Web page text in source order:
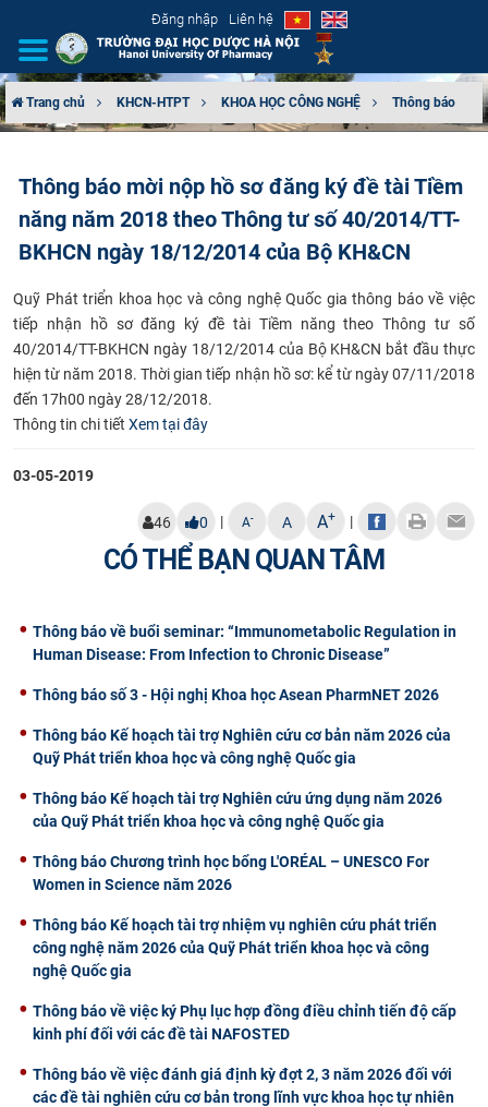
Đăng nhập Liên hệ
CƠ CẤU TỔ CHỨC
TUYỂN SINH
ĐÀO TẠO
ĐẢM BẢO CHẤT LƯỢNG
KHOA HỌC CÔNG NGHỆ
HTQT
CỰU NGƯỜI HỌC
Trang chủ KHCN-HTPT KHOA HỌC CÔNG NGHỆ Thông báo
Thông báo mời nộp hồ sơ đăng ký đề tài Tiềm
năng năm 2018 theo Thông tư số 40/2014/TT-
BKHCN ngày 18/12/2014 của Bộ KH&CN
Quỹ Phát triển khoa học và công nghệ Quốc gia thông báo về việc
tiếp nhận hồ sơ đăng ký đề tài Tiềm năng theo Thông tư số
40/2014/TT-BKHCN ngày 18/12/2014 của Bộ KH&CN bắt đầu thực
hiện từ năm 2018. Thời gian tiếp nhận hồ sơ: kể từ ngày 07/11/2018
đến 17h00 ngày 28/12/2018.
Thông tin chi tiết Xem tại đây
03-05-2019
46 0 | A- A A+ |
CÓ THỂ BẠN QUAN TÂM
Thông báo về buổi seminar: “Immunometabolic Regulation in
Human Disease: From Infection to Chronic Disease”
Thông báo số 3 - Hội nghị Khoa học Asean PharmNET 2026
Thông báo Kế hoạch tài trợ Nghiên cứu cơ bản năm 2026 của
Quỹ Phát triển khoa học và công nghệ Quốc gia
Thông báo Kế hoạch tài trợ Nghiên cứu ứng dụng năm 2026
của Quỹ Phát triển khoa học và công nghệ Quốc gia
Thông báo Chương trình học bổng L'ORÉAL – UNESCO For
Women in Science năm 2026
Thông báo Kế hoạch tài trợ nhiệm vụ nghiên cứu phát triển
công nghệ năm 2026 của Quỹ Phát triển khoa học và công
nghệ Quốc gia
Thông báo về việc ký Phụ lục hợp đồng điều chỉnh tiến độ cấp
kinh phí đối với các đề tài NAFOSTED
Thông báo về việc đánh giá định kỳ đợt 2, 3 năm 2026 đối với
các đề tài nghiên cứu cơ bản trong lĩnh vực khoa học tự nhiên